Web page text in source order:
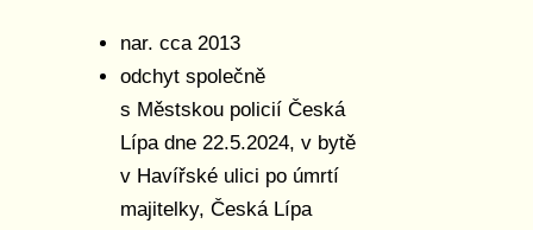
nar. cca 2013
odchyt společně
s Městskou policií Česká
Lípa dne 22.5.2024, v bytě
v Havířské ulici po úmrtí
majitelky, Česká Lípa